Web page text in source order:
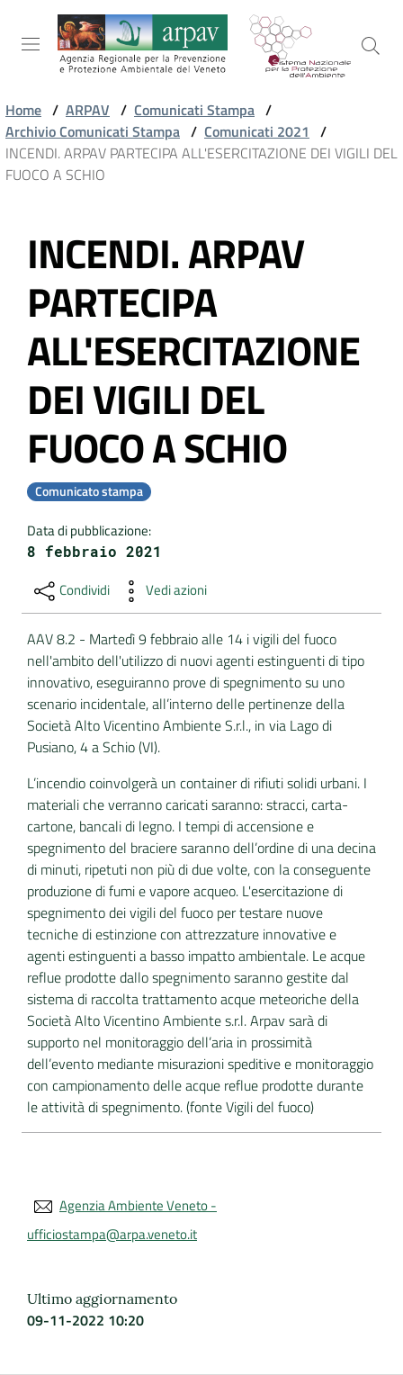
Salta al contenuto
Salta alla navigazione
Salta al footer
ARPAV
AMBIENTALI
TERRITORIO
SERVIZI
DATI
AMBIENTALI
Seguici
su
Home / ARPAV / Comunicati Stampa /
Archivio Comunicati Stampa / Comunicati 2021 /
INCENDI. ARPAV PARTECIPA ALL'ESERCITAZIONE DEI VIGILI DEL
FUOCO A SCHIO
Vai al contenuto
INCENDI. ARPAV
PARTECIPA
ALL'ESERCITAZIONE
DEI VIGILI DEL
FUOCO A SCHIO
Comunicato stampa
Data di pubblicazione:
8 febbraio 2021
Condividi Vedi azioni
AAV 8.2 - Martedì 9 febbraio alle 14 i vigili del fuoco
nell'ambito dell'utilizzo di nuovi agenti estinguenti di tipo
innovativo, eseguiranno prove di spegnimento su uno
scenario incidentale, all’interno delle pertinenze della
Società Alto Vicentino Ambiente S.r.l., in via Lago di
Pusiano, 4 a Schio (VI).
L’incendio coinvolgerà un container di rifiuti solidi urbani. I
materiali che verranno caricati saranno: stracci, carta-
cartone, bancali di legno. I tempi di accensione e
spegnimento del braciere saranno dell’ordine di una decina
di minuti, ripetuti non più di due volte, con la conseguente
produzione di fumi e vapore acqueo. L'esercitazione di
spegnimento dei vigili del fuoco per testare nuove
tecniche di estinzione con attrezzature innovative e
agenti estinguenti a basso impatto ambientale. Le acque
reflue prodotte dallo spegnimento saranno gestite dal
sistema di raccolta trattamento acque meteoriche della
Società Alto Vicentino Ambiente s.r.l. Arpav sarà di
supporto nel monitoraggio dell’aria in prossimità
dell’evento mediante misurazioni speditive e monitoraggio
con campionamento delle acque reflue prodotte durante
le attività di spegnimento. (fonte Vigili del fuoco)
Agenzia Ambiente Veneto -
ufficiostampa@arpa.veneto.it
Ultimo aggiornamento
09-11-2022 10:20